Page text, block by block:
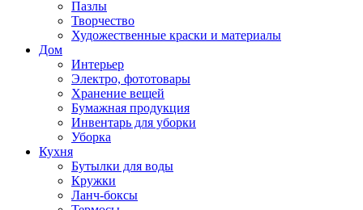
Пазлы
Творчество
Художественные краски и материалы
Дом
Интерьер
Электро, фототовары
Хранение вещей
Бумажная продукция
Инвентарь для уборки
Уборка
Кухня
Бутылки для воды
Кружки
Ланч-боксы